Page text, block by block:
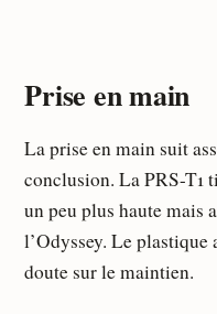
Prise en main
La prise en main suit
conclusion. La PRS-T1
un peu plus haute mais
l’Odyssey. Le plastique
doute sur le maintien.